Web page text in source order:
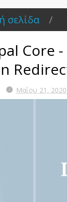
σελίδα /
Core -
Μαΐου 21, 2020